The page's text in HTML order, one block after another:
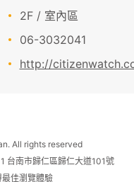
2F / 室內區
06-3032041
http://
All rights reserved
南市歸仁區歸仁大道101號
佳瀏覽體驗